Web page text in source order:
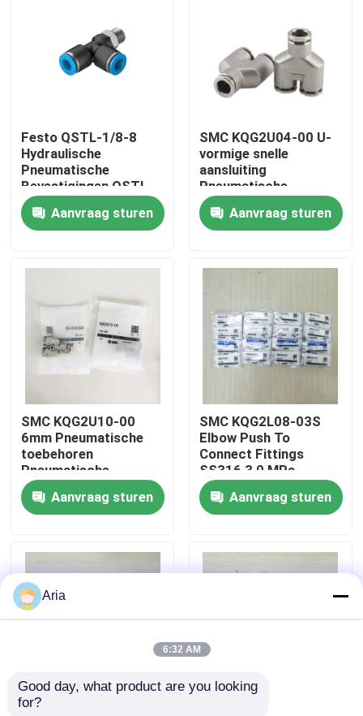
Video's
fabriekstour
Kwaliteitscontrole
Neem contact met ons op
Nieuws
Pneumatische buisbevestigingen
Festo QSTL-1/8-8
Hydraulische
Pneumatische
Bevestigingen QSTL
Serie T Bevestiging R
1/8 Mannelijk Tot 8
mm
Aanvraag sturen
SMC KQG2U04-00 U-
vormige snelle
aansluiting
Pneumatische
bekleding van roestvrij
staalAanvraag sturen
SMC KQG2U10-00
6mm Pneumatische
toebehoren
Pneumatische
slangtoebehoren
Sluiters
Slangtoebehoren
Aanvraag sturen
SMC KQG2L08-03S
Elbow Push To
Connect Fittings
SS316 3,0 MPa
Aanvraag sturen
SMC KQG2L10-04S
Aria
6:32 AM
Good day, what product are you looking
for?